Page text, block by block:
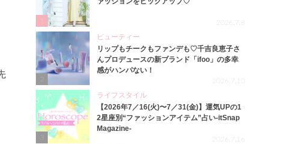
2026.7.8
ビューティー
リップもチークもファンデも♡千吉良恵子さ
んプロデュースの新ブランド「ifoo」の多幸
感がハンパない！
2026.7.10
3
ライフスタイル
【2026年7／16(火)〜7／31(金)】運気UPの1
2星座別“ファッションアイテム”占い-itSnap
Magazine-
2026.7.16